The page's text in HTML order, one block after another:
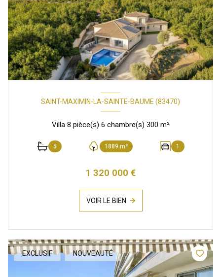
SAINT-MAXIMIN-LA-SAINTE-BAUME (83470)
Villa 8 pièce(s) 6 chambre(s) 300 m²
5 1889 m² 1
1 320 000 €
VOIR LE BIEN
EXCLUSIF NOUVEAUTÉ